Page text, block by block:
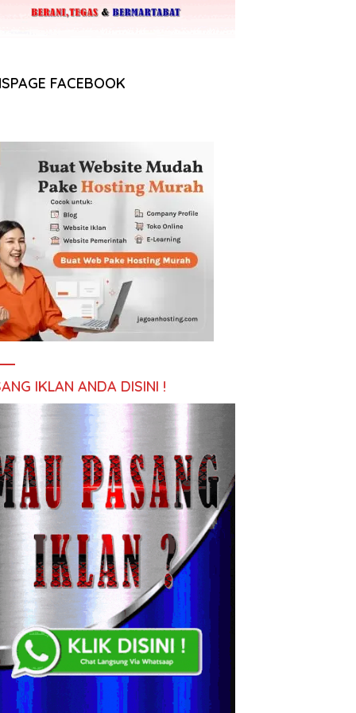
FACEBOOK
IKLAN ANDA DISINI !